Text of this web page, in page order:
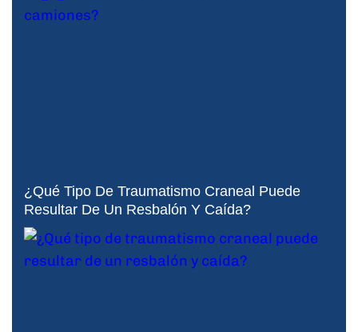
¿Qué Tipo De Traumatismo Craneal Puede
Resultar De Un Resbalón Y Caída?